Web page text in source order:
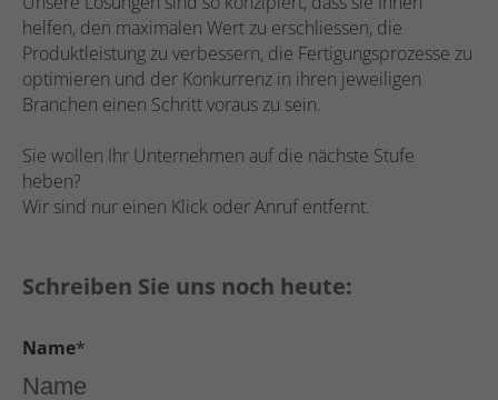
helfen, den maximalen Wert zu erschliessen, die
Produktleistung zu verbessern, die Fertigungsprozesse zu
optimieren und der Konkurrenz in ihren jeweiligen
Branchen einen Schritt voraus zu sein.
Sie wollen Ihr Unternehmen auf die nächste Stufe
heben?
Wir sind nur einen Klick oder Anruf entfernt.
Schreiben Sie uns noch heute:
Name*